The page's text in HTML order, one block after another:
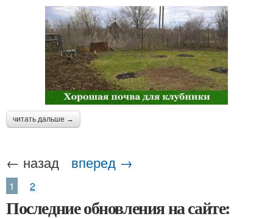
читать дальше →
← назад вперед →
1 2
Последние обновления на сайте: